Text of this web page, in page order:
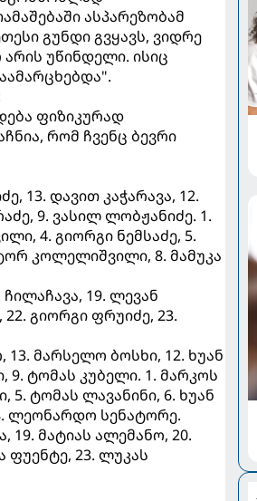
ასპარეზობამ
გუნდი გვყავს, ვიდრე
უწინდელი. ისიც
ფიზიკურად
რომ ჩვენც ბევრი
13. დავით კაჭარავა, 12.
9. ვასილ ლობჟანიძე. 1.
4. გიორგი ნემსაძე, 5.
კოლელიშვილი, 8. მამუკა
19. ლევან
გიორგი ფრუიძე, 23.
მარსელო ბოსხი, 12. ხუან
9. ტომას კუბელი. 1. მარკოს
5. ტომას ლავანინი, 6. ხუან
ლეონარდო სენატორე.
19. მატიას ალემანო, 20.
23. ლუკას